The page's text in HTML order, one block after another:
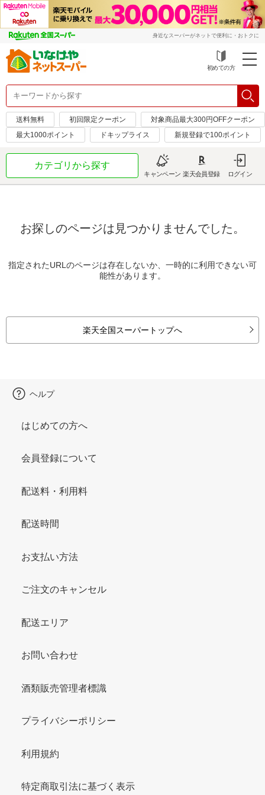
身近なスーパーがネットで便利に・おトクに
初めての方
送料無料 初回限定クーポン
対象商品最大300円OFFクーポン
最大1000ポイント
ドキップライス 新規登録で100ポイント
カテゴリから探す
キャンペーン 楽天会員登録 ログイン
お探しのページは見つかりませんでした。
指定されたURLのページは存在しないか、一時的に利用できない可
能性があります。
楽天全国スーパートップへ
ヘルプ
はじめての方へ
会員登録について
配送料・利用料
配送時間
お支払い方法
ご注文のキャンセル
配送エリア
お問い合わせ
酒類販売管理者標識
プライバシーポリシー
利用規約
特定商取引法に基づく表示